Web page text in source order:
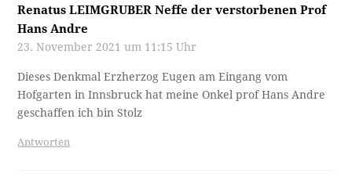
Renatus LEIMGRUBER Neffe der verstorbenen Prof
Hans Andre
23. November 2021 um 11:15 Uhr
Dieses Denkmal Erzherzog Eugen am Eingang vom
Hofgarten in Innsbruck hat meine Onkel prof Hans Andre
geschaffen ich bin Stolz
Antworten